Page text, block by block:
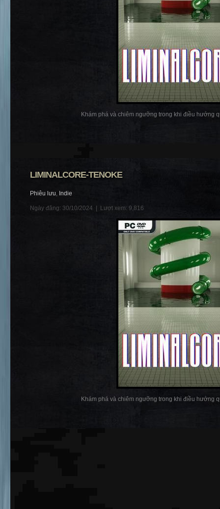
Khám phá và chiêm ngưỡng trong khi điều hướng
LIMINALCORE-TENOKE
Phiêu lưu, Indie
Ngày đăng: 30/10/2024 | Lượt xem: 9,816
Khám phá và chiêm ngưỡng trong khi điều hướng